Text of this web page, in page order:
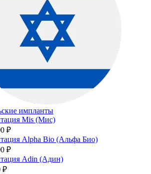
импланты
Mis (Мис)
₽
Alpha Bio (Альфа Био)
₽
Adin (Адин)
₽